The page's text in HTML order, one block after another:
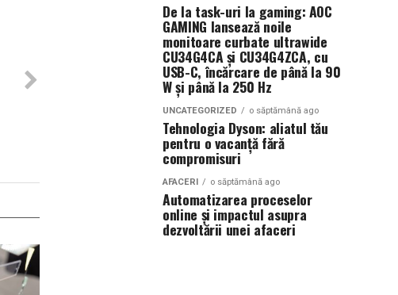
De la task-uri la gaming: AOC
GAMING lansează noile
monitoare curbate ultrawide
CU34G4CA și CU34G4ZCA, cu
USB-C, încărcare de până la 90
W și până la 250 Hz
UNCATEGORIZED o săptămână ago
Tehnologia Dyson: aliatul tău
pentru o vacanță fără
compromisuri
AFACERI o săptămână ago
Automatizarea proceselor
online și impactul asupra
dezvoltării unei afaceri